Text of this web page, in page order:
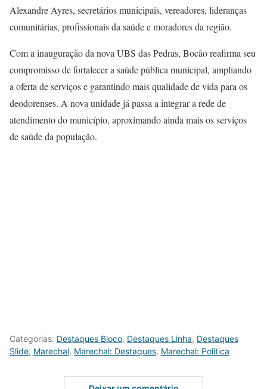
Alexandre Ayres, secretários municipais, vereadores, lideranças
comunitárias, profissionais da saúde e moradores da região.
Com a inauguração da nova UBS das Pedras, Bocão reafirma seu
compromisso de fortalecer a saúde pública municipal, ampliando
a oferta de serviços e garantindo mais qualidade de vida para os
deodorenses. A nova unidade já passa a integrar a rede de
atendimento do município, aproximando ainda mais os serviços
de saúde da população.
Categorias: Destaques Bloco, Destaques Linha, Destaques
Slide, Marechal, Marechal: Destaques, Marechal: Política